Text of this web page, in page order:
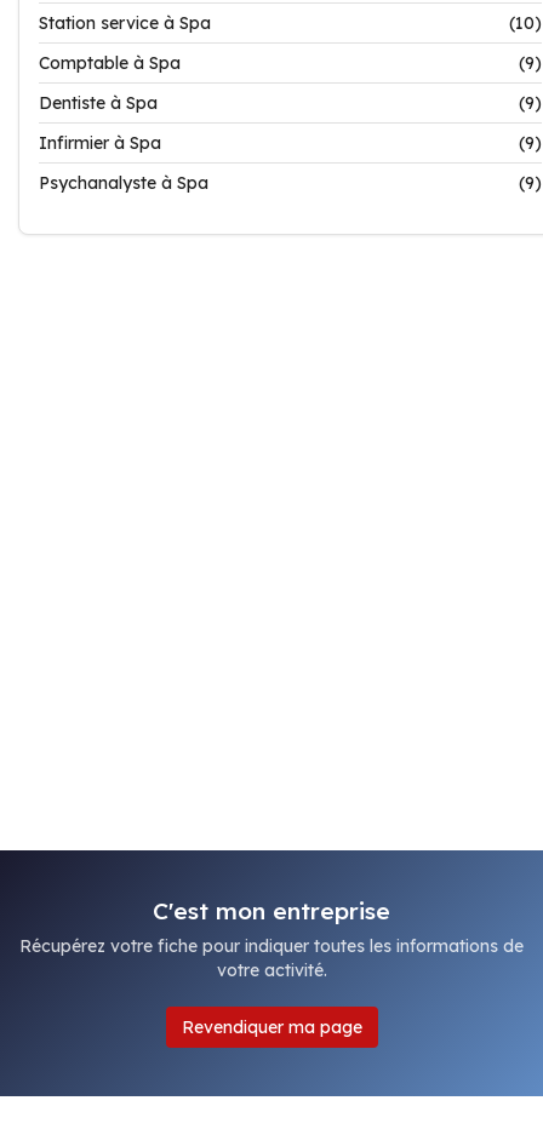
Station service à Spa
(10)
Comptable à Spa
(9)
Dentiste à Spa
(9)
Infirmier à Spa
(9)
Psychanalyste à Spa
(9)
C'est mon entreprise
Récupérez votre fiche pour indiquer toutes les informations de
votre activité.
Revendiquer ma page